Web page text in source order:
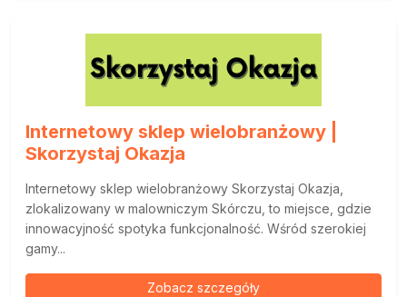
Internetowy sklep wielobranżowy |
Skorzystaj Okazja
Internetowy sklep wielobranżowy Skorzystaj Okazja,
zlokalizowany w malowniczym Skórczu, to miejsce, gdzie
innowacyjność spotyka funkcjonalność. Wśród szerokiej
gamy...
Zobacz szczegóły